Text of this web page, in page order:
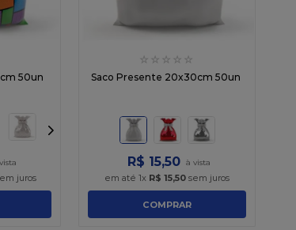
50un
juros
☆ ☆ ☆ ☆ ☆
Saco Presente 20x30cm 50un
R$ 15,50
em até 1x R$ 15,50 sem juros
COMPRAR